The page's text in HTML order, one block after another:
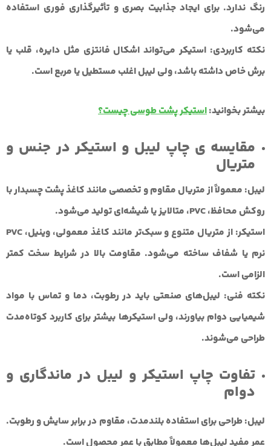
رنگ ندارد. برای ایجاد جذابیت بصری و تأثیرگذاری فوری استفاده
می‌شود.
نکته کاربردی: استیکر می‌تواند اشکال فانتزی مثل دایره، قلب یا
برش خاص داشته باشد، ولی لیبل اغلب مستطیل یا مربع است.
بیشتر بخوانید:استیکر پشت طوسی چیست؟
مقایسه ی چاپ لیبل و استیکر در جنس و
متریال
لیبل: معمولاً از متریال مقاوم و تخصصی مانند کاغذ پشت چسبدار با
روکش محافظ، PVC، متالایز یا شیشه‌ای تولید می‌شود.
استیکر:
از متریال متنوع و سبک‌تر مانند کاغذ معمولی، وینیل، PVC
نرم یا شفاف ساخته می‌شود. مقاومت بالا در شرایط سخت کمتر
الزامی است.
نکته فنی: لیبل‌های صنعتی باید در رطوبت، دما و تماس با مواد
شیمیایی دوام بیاورند، ولی استیکرها بیشتر برای کاربرد کوتاه‌مدت
طراحی می‌شوند.
تفاوت چاپ استیکر و لیبل در ماندگاری و
دوام
لیبل:طراحی برای استفاده بلندمدت، مقاوم در برابر سایش و رطوبت.
عمر مفید لیبل‌ها معمولاً مطابق با عمر محصول است.